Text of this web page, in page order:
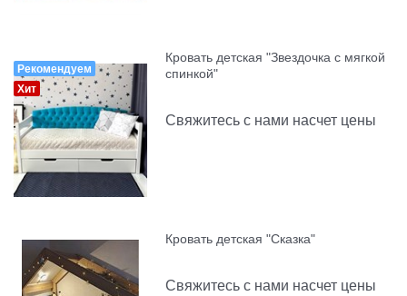
Рекомендуем
Хит
Кровать детская "Звездочка с мягкой
спинкой"
Свяжитесь с нами насчет цены
Кровать детская "Сказка"
Свяжитесь с нами насчет цены